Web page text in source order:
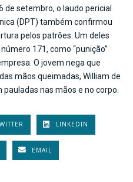
de setembro, o laudo pericial
(DPT) também confirmou
pelos patrões. Um deles
171, como “punição”
O jovem nega que
mãos queimadas, William de
nas mãos e no corpo.
LINKEDIN
EMAIL